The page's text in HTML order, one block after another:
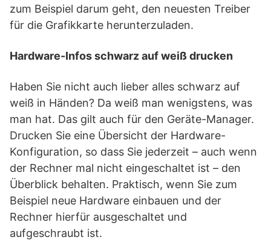
zum Beispiel darum geht, den neuesten Treiber
für die Grafikkarte herunterzuladen.
Hardware-Infos schwarz auf weiß drucken
Haben Sie nicht auch lieber alles schwarz auf
weiß in Händen? Da weiß man wenigstens, was
man hat. Das gilt auch für den Geräte-Manager.
Drucken Sie eine Übersicht der Hardware-
Konfiguration, so dass Sie jederzeit – auch wenn
der Rechner mal nicht eingeschaltet ist – den
Überblick behalten. Praktisch, wenn Sie zum
Beispiel neue Hardware einbauen und der
Rechner hierfür ausgeschaltet und
aufgeschraubt ist.